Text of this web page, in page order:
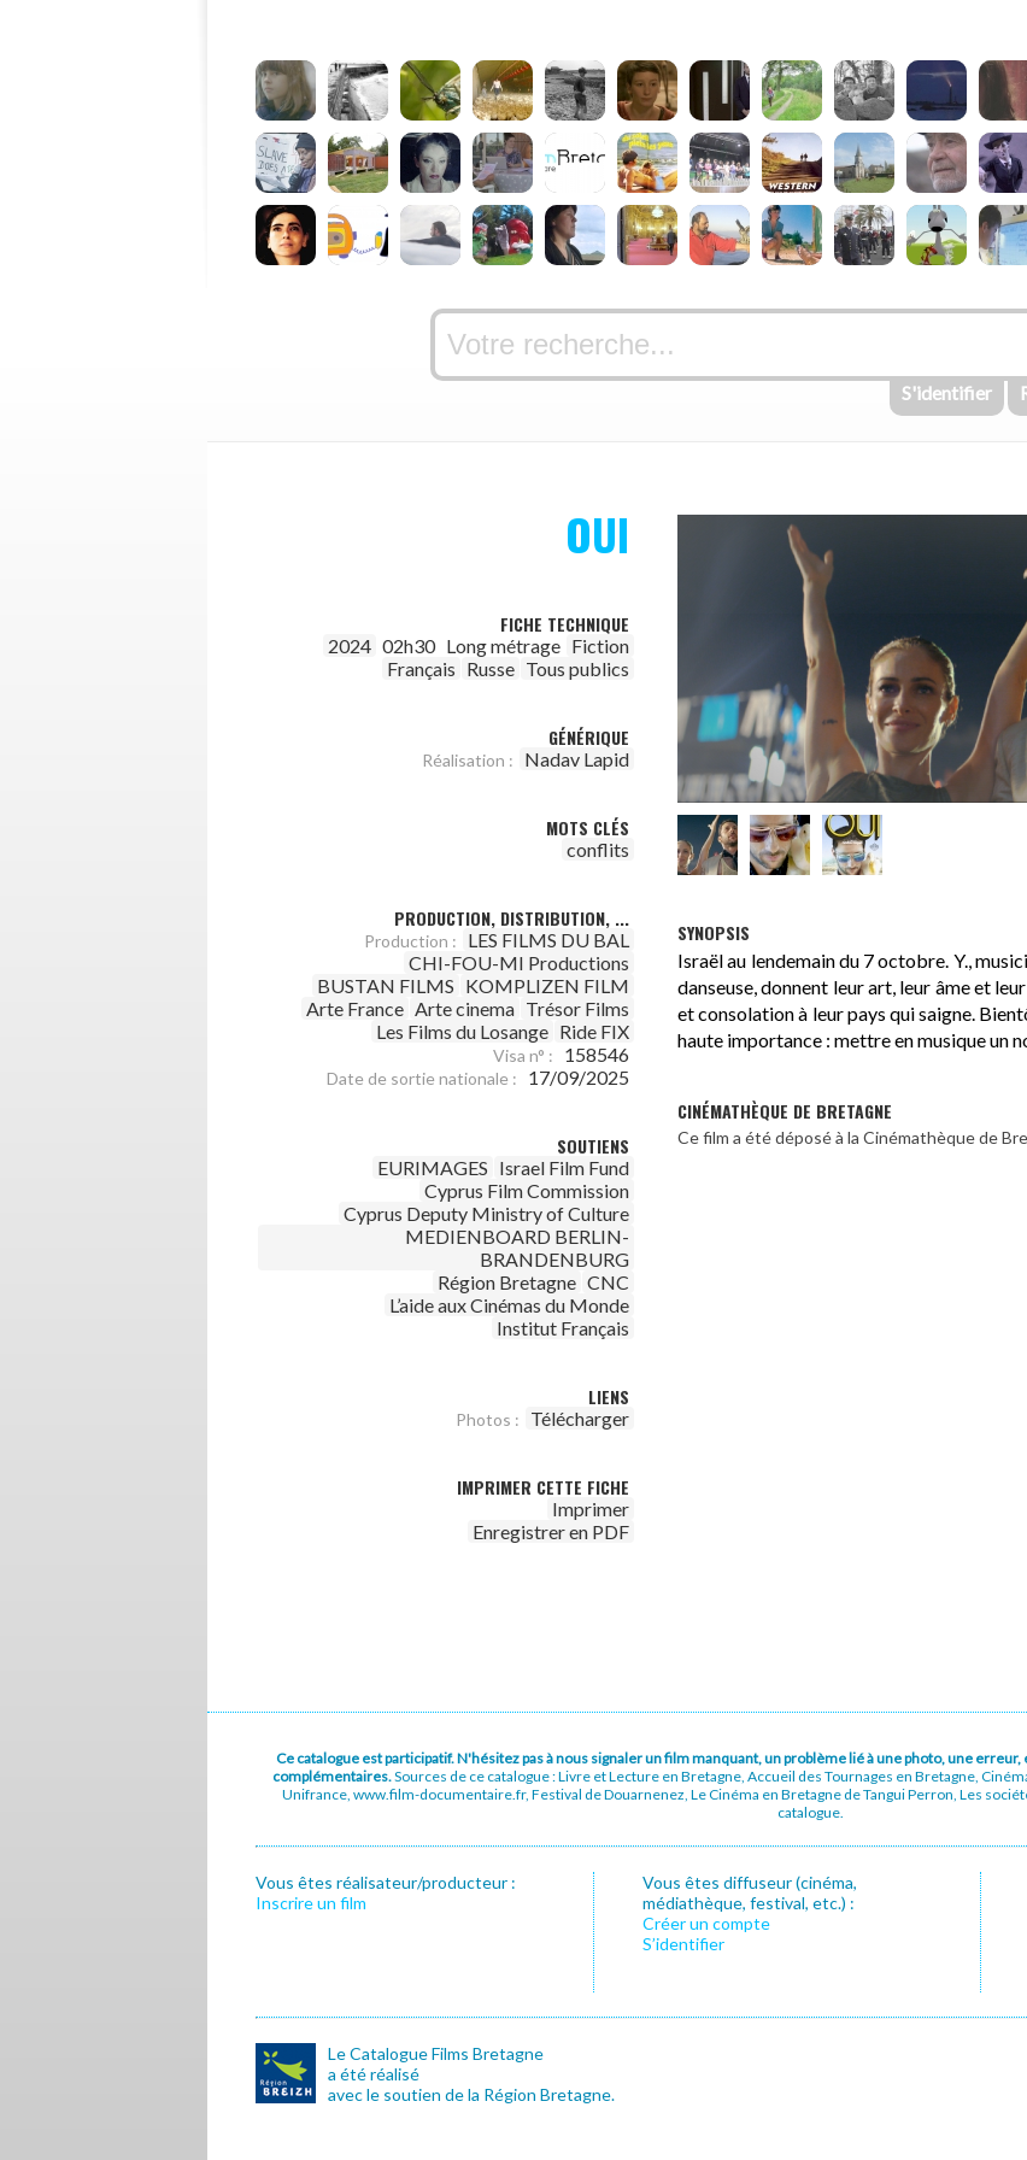
S'identifier
OUI
FICHE TECHNIQUE
2024 02h30 Long métrage Fiction
Français Russe Tous publics
GÉNÉRIQUE
Réalisation : Nadav Lapid
MOTS CLÉS
conflits
PRODUCTION, DISTRIBUTION, ...
Production :
LES FILMS DU BAL
CHI-FOU-MI Productions
BUSTAN FILMS KOMPLIZEN FILM
Arte France Arte cinema Trésor Films
Les Films du Losange Ride FIX
Visa n° : 158546
Date de sortie nationale : 17/09/2025
SOUTIENS
EURIMAGES Israel Film Fund
Cyprus Film Commission
Cyprus Deputy Ministry of Culture
MEDIENBOARD BERLIN-
BRANDENBURG
Région Bretagne CNC
L’aide aux Cinémas du Monde
Institut Français
LIENS
Photos : Télécharger
IMPRIMER CETTE FICHE
Imprimer
Enregistrer en PDF
SYNOPSIS
Israël au lendemain du 7 octobre. Y.,
danseuse, donnent leur art, leur âme et
et consolation à leur pays qui saigne.
haute importance : mettre en musique un
CINÉMATHÈQUE DE BRETAGNE
Ce film a été déposé à la Cinémathèque de
Ce catalogue est participatif. N'hésitez pas à nous signaler un film manquant, un problème lié à une photo, une
complémentaires.Sources de ce catalogue : Livre et Lecture en Bretagne, Accueil des Tournages en Bretagne,
Unifrance, www.film-documentaire.fr, Festival de Douarnenez, Le Cinéma en Bretagne de Tangui Perron, Les
catalogue.
Vous êtes réalisateur/producteur :
Inscrire un film
Vous êtes diffuseur (cinéma,
médiathèque, festival, etc.) :
Créer un compte
S’identifier
Le Catalogue Films Bretagne
a été réalisé
avec le soutien de la Région Bretagne.